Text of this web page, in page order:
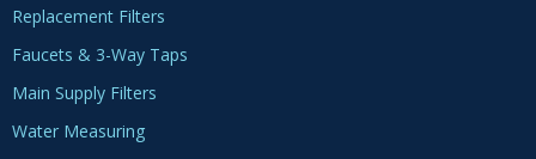
Replacement Filters
Faucets & 3-Way Taps
Main Supply Filters
Water Measuring